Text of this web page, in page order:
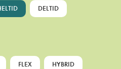
DELTID
FLEX HYBRID